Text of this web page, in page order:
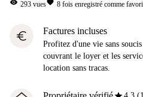
visibility 293 vuesfavorite 8 fois enregistré comme favori
euro Factures incluses
Profitez d'une vie sans
couvrant le loyer et les
location sans tracas.